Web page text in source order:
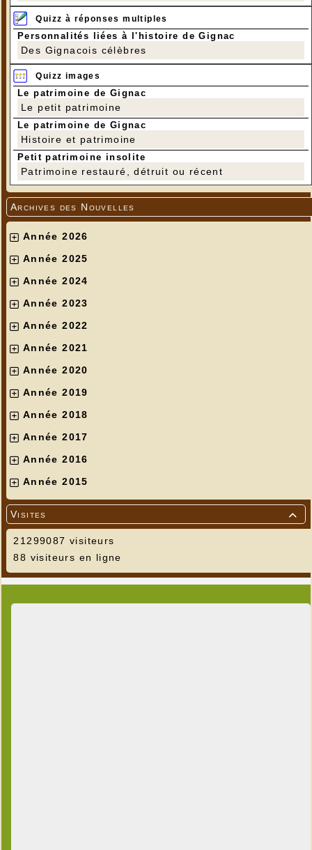
Quizz à réponses multiples
Personnalités liées à l'histoire de Gignac
Des Gignacois célèbres
Quizz images
Le patrimoine de Gignac
Le petit patrimoine
Le patrimoine de Gignac
Histoire et patrimoine
Petit patrimoine insolite
Patrimoine restauré, détruit ou récent
Archives des Nouvelles
Année 2026
Année 2025
Année 2024
Année 2023
Année 2022
Année 2021
Année 2020
Année 2019
Année 2018
Année 2017
Année 2016
Année 2015

Visites
21299087 visiteurs
88 visiteurs en ligne